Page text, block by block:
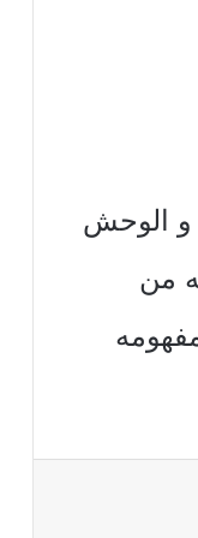
من البحر و الوحش
من